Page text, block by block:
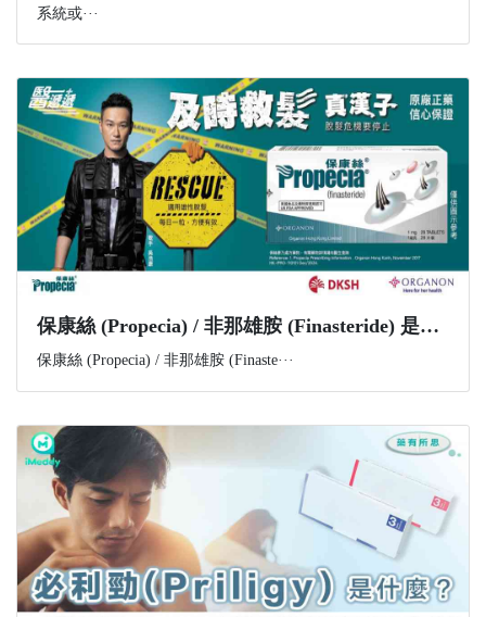
系統或···
​保康絲 (Propecia) / 非那雄胺 (Finasteride) 是什麼？功效、副作用與購買資訊一文講解
保康絲 (Propecia) / 非那雄胺 (Finaste···